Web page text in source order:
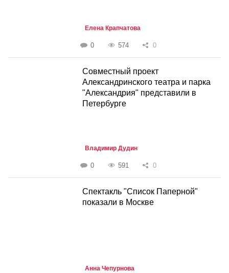
Елена Крапчатова
0 574 0
Совместный проект
Александринского театра и парка
"Александрия" представили в
Петербурге
Владимир Дудин
0 591 0
Спектакль "Список Паперной"
показали в Москве
Анна Чепурнова